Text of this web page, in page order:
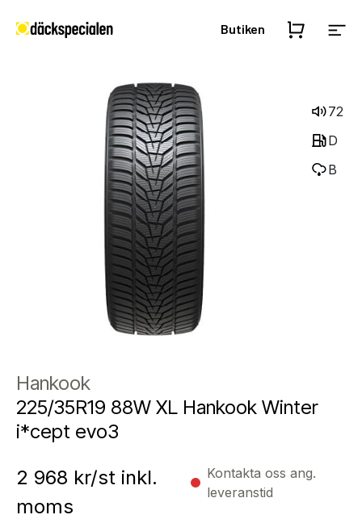
Butiken
72
D
B
Hankook
225/35R19 88W XL Hankook Winter
i*cept evo3
2 968 kr/st inkl.
moms
Kontakta oss ang.
leveranstid